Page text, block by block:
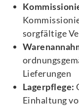
sorgfältige
Lieferungen
Lagerpflege:
Einhaltung